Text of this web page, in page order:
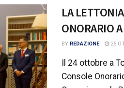
LA
ONORARIO
BY REDAZIONE 26
Il 24 ottobre a
Console